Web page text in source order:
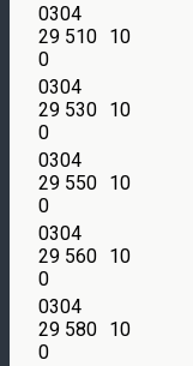
0304
29 510
0
10
0304
29 530
0
10
0304
29 550
0
10
0304
29 560
0
10
0304
29 580
0
10